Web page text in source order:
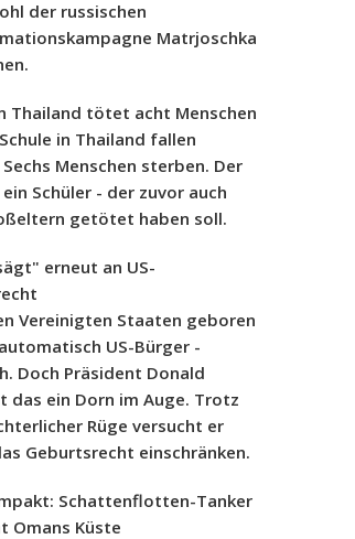
der russischen
Matrjoschka
Thailand tötet acht Menschen
in Thailand fallen
Sechs Menschen sterben. Der
Schüler - der zuvor auch
getötet haben soll.
erneut an US-
Vereinigten Staaten geboren
US-Bürger -
Doch Präsident Donald
das ein Dorn im Auge. Trotz
Rüge versucht er
Geburtsrecht einschränken.
Schattenflotten-Tanker
Omans Küste